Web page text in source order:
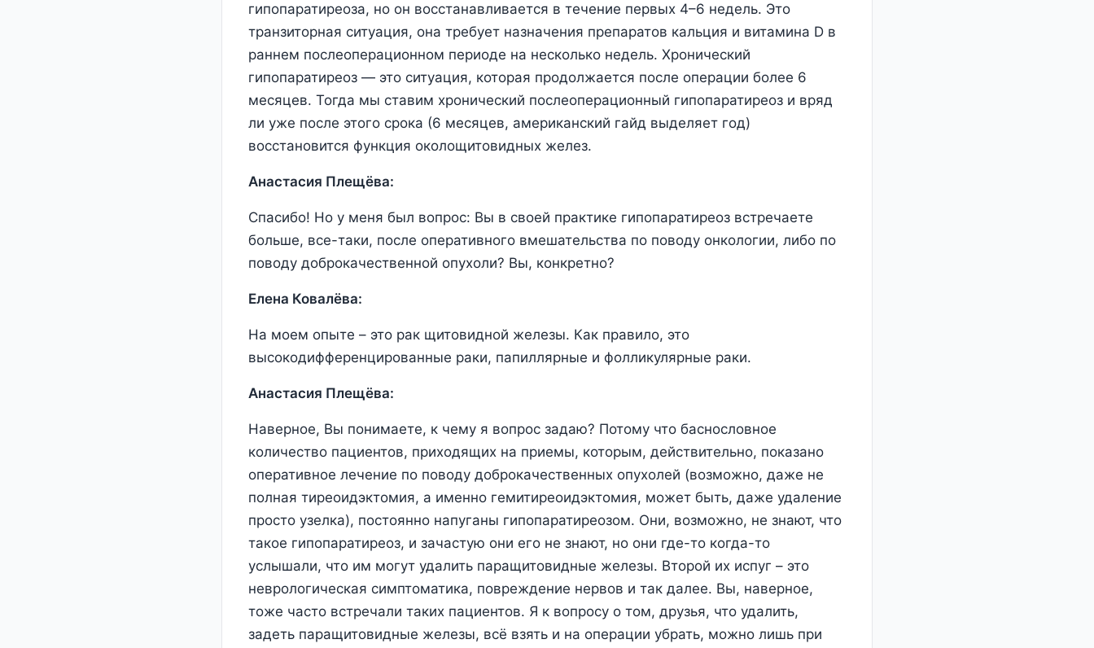
гипопаратиреоза, но он восстанавливается в течение первых 4–6 недель. Это
транзиторная ситуация, она требует назначения препаратов кальция и витамина D в
раннем послеоперационном периоде на несколько недель. Хронический
гипопаратиреоз ― это ситуация, которая продолжается после операции более 6
месяцев. Тогда мы ставим хронический послеоперационный гипопаратиреоз и вряд
ли уже после этого срока (6 месяцев, американский гайд выделяет год)
восстановится функция околощитовидных желез.
Анастасия Плещёва:
Спасибо! Но у меня был вопрос: Вы в своей практике гипопаратиреоз встречаете
больше, все-таки, после оперативного вмешательства по поводу онкологии, либо по
поводу доброкачественной опухоли? Вы, конкретно?
Елена Ковалёва:
На моем опыте – это рак щитовидной железы. Как правило, это
высокодифференцированные раки, папиллярные и фолликулярные раки.
Анастасия Плещёва:
Наверное, Вы понимаете, к чему я вопрос задаю? Потому что баснословное
количество пациентов, приходящих на приемы, которым, действительно, показано
оперативное лечение по поводу доброкачественных опухолей (возможно, даже не
полная тиреоидэктомия, а именно гемитиреоидэктомия, может быть, даже удаление
просто узелка), постоянно напуганы гипопаратиреозом. Они, возможно, не знают, что
такое гипопаратиреоз, и зачастую они его не знают, но они где-то когда-то
услышали, что им могут удалить паращитовидные железы. Второй их испуг – это
неврологическая симптоматика, повреждение нервов и так далее. Вы, наверное,
тоже часто встречали таких пациентов. Я к вопросу о том, друзья, что удалить,
задеть паращитовидные железы, всё взять и на операции убрать, можно лишь при